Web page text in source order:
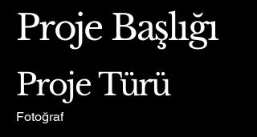
Proje Başlığı
Proje Türü
Fotoğraf